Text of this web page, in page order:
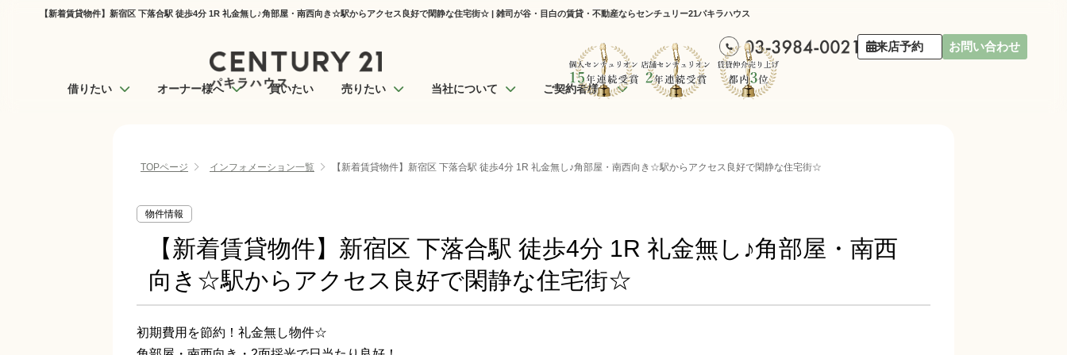
【新着賃貸物件】新宿区 下落合駅 徒歩4分 1R 礼金無し♪角部屋・南西向き☆駅からアクセス良好で閑静な住宅街☆ | 雑司が谷・目白の賃貸・不動産ならセンチュリー21パキラハウス
来店予約 お問い合わせ
借りたい オーナー様へ 買いたい 売りたい 当社について ご契約者様へ
TOPページ インフォメーション一覧 【新着賃貸物件】新宿区 下落合駅 徒歩4分 1R 礼金無し♪角部屋・南西向き☆駅からアクセス良好で閑静な住宅街☆
物件情報
【新着賃貸物件】新宿区 下落合駅 徒歩4分 1R 礼金無し♪角部屋・南西
向き☆駅からアクセス良好で閑静な住宅街☆
初期費用を節約！礼金無し物件☆